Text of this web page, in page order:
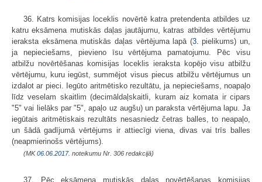
36. Katrs komisijas loceklis novērtē katra pretendenta atbildes uz
katru eksāmena mutiskās daļas jautājumu, katras atbildes vērtējumu
ieraksta eksāmena mutiskās daļas vērtējuma lapā (3. pielikums) un,
ja nepieciešams, pievieno īsu vērtējuma pamatojumu. Pēc visu
atbilžu novērtēšanas komisijas loceklis ieraksta kopējo visu atbilžu
vērtējumu, kuru iegūst, summējot visus piecus atbilžu vērtējumus un
izdalot ar pieci. Iegūto aritmētisko rezultātu, ja nepieciešams, noapaļo
līdz veselam skaitlim (decimāldaļskaitli, kuram aiz komata ir cipars
"5" vai lielāks par "5", apaļo uz augšu) un paraksta vērtējuma lapu. Ja
iegūtais aritmētiskais rezultāts nesasniedz četras balles, to neapaļo,
un šādā gadījumā vērtējums ir attiecīgi viena, divas vai trīs balles
(neapmierinošs vērtējums).
(MK06.06.2017. noteikumu Nr. 306 redakcijā)
37. Pēc eksāmena mutiskās daļas novērtēšanas komisijas